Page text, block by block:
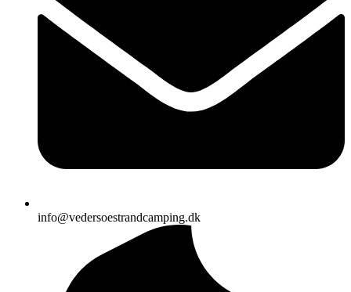
info@vedersoestrandcamping.dk